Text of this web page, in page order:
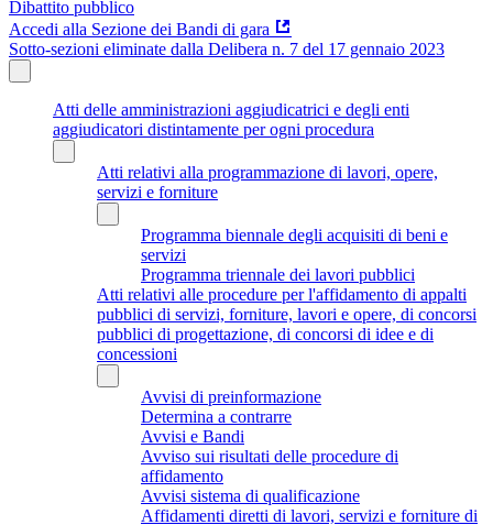
Dibattito pubblico
Accedi alla Sezione dei Bandi di gara
Sotto-sezioni eliminate dalla Delibera n. 7 del 17 gennaio 2023
Atti delle amministrazioni aggiudicatrici e degli enti
aggiudicatori distintamente per ogni procedura
Atti relativi alla programmazione di lavori, opere,
servizi e forniture
Programma biennale degli acquisiti di beni e
servizi
Programma triennale dei lavori pubblici
Atti relativi alle procedure per l'affidamento di appalti
pubblici di servizi, forniture, lavori e opere, di concorsi
pubblici di progettazione, di concorsi di idee e di
concessioni
Avvisi di preinformazione
Determina a contrarre
Avvisi e Bandi
Avviso sui risultati delle procedure di
affidamento
Avvisi sistema di qualificazione
Affidamenti diretti di lavori, servizi e forniture di